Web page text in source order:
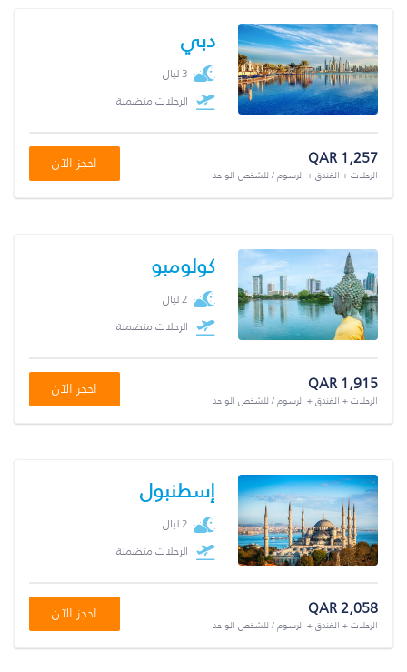
دبي
3 ليال
الرحلات متضمنة
QAR 1,257
الرحلات + الفندق + الرسوم / للشخص الواحد
احجز الآن
كولومبو
2 ليال
الرحلات متضمنة
QAR 1,915
الرحلات + الفندق + الرسوم / للشخص الواحد
احجز الآن
إسطنبول
2 ليال
الرحلات متضمنة
QAR 2,058
الرحلات + الفندق + الرسوم / للشخص الواحد
احجز الآن